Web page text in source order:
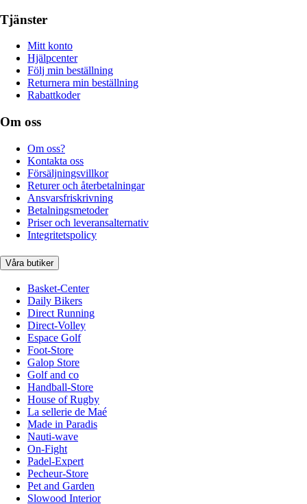
Tjänster
Mitt konto
Hjälpcenter
Följ min beställning
Returnera min beställning
Rabattkoder
Om oss
Om oss?
Kontakta oss
Försäljningsvillkor
Returer och återbetalningar
Ansvarsfriskrivning
Betalningsmetoder
Priser och leveransalternativ
Integritetspolicy
Våra butiker
Basket-Center
Daily Bikers
Direct Running
Direct-Volley
Espace Golf
Foot-Store
Galop Store
Golf and co
Handball-Store
House of Rugby
La sellerie de Maé
Made in Paradis
Nauti-wave
On-Fight
Padel-Expert
Pecheur-Store
Pet and Garden
Slowood Interior